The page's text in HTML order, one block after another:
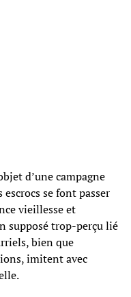
d’une campagne
escrocs se font passer
vieillesse et
supposé trop-perçu lié
bien que
imitent avec